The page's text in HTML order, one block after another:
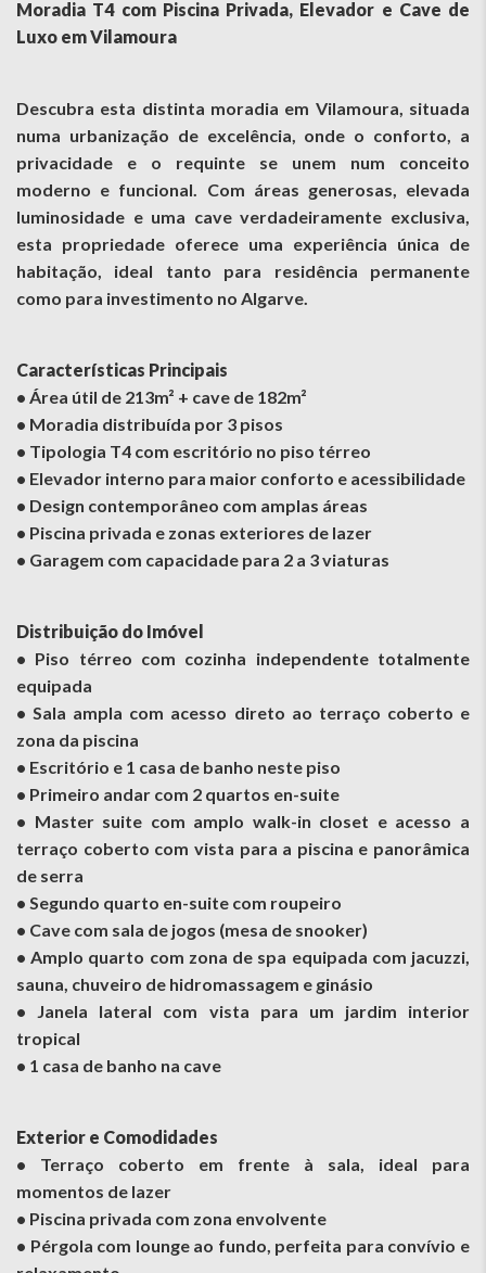
Moradia T4 com Piscina Privada, Elevador e Cave de
Luxo em Vilamoura
Descubra esta distinta moradia em Vilamoura, situada
numa urbanização de excelência, onde o conforto, a
privacidade e o requinte se unem num conceito
moderno e funcional. Com áreas generosas, elevada
luminosidade e uma cave verdadeiramente exclusiva,
esta propriedade oferece uma experiência única de
habitação, ideal tanto para residência permanente
como para investimento no Algarve.
Características Principais
• Área útil de 213m² + cave de 182m²
• Moradia distribuída por 3 pisos
• Tipologia T4 com escritório no piso térreo
• Elevador interno para maior conforto e acessibilidade
• Design contemporâneo com amplas áreas
• Piscina privada e zonas exteriores de lazer
• Garagem com capacidade para 2 a 3 viaturas
Distribuição do Imóvel
• Piso térreo com cozinha independente totalmente
equipada
• Sala ampla com acesso direto ao terraço coberto e
zona da piscina
• Escritório e 1 casa de banho neste piso
• Primeiro andar com 2 quartos en-suite
• Master suite com amplo walk-in closet e acesso a
terraço coberto com vista para a piscina e panorâmica
de serra
• Segundo quarto en-suite com roupeiro
• Cave com sala de jogos (mesa de snooker)
• Amplo quarto com zona de spa equipada com jacuzzi,
sauna, chuveiro de hidromassagem e ginásio
• Janela lateral com vista para um jardim interior
tropical
• 1 casa de banho na cave
Exterior e Comodidades
• Terraço coberto em frente à sala, ideal para
momentos de lazer
• Piscina privada com zona envolvente
• Pérgola com lounge ao fundo, perfeita para convívio e